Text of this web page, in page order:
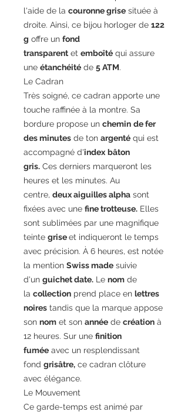
l'aide de la couronne grise située à
droite. Ainsi, ce bijou horloger de 122
g offre un fond
transparent et emboîté qui assure
une étanchéité de 5 ATM.
Le Cadran
Très soigné, ce cadran apporte une
touche raffinée à la montre. Sa
bordure propose un chemin de fer
des minutes de ton argenté qui est
accompagné d'index bâton
gris. Ces derniers marqueront les
heures et les minutes. Au
centre, deux aiguilles alpha sont
fixées avec une fine trotteuse. Elles
sont sublimées par une magnifique
teinte griseet indiqueront le temps
avec précision. À 6 heures, est notée
la mention Swiss made suivie
d'un guichet date. Le nom de
la collection prend place en lettres
noires tandis que la marque appose
son nom et son année de création à
12 heures. Sur une finition
fumée avec un resplendissant
fond grisâtre, ce cadran clôture
avec élégance.
Le Mouvement
Ce garde-temps est animé par